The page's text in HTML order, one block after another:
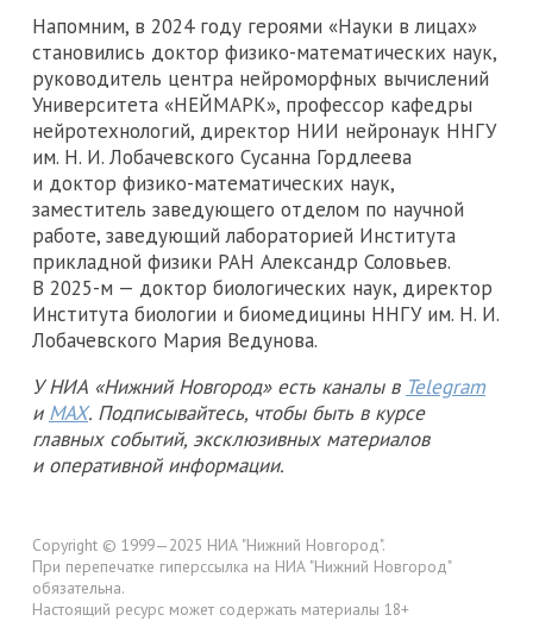
Напомним, в 2024 году героями «Науки в лицах»
становились доктор физико-математических наук,
руководитель центра нейроморфных вычислений
Университета «НЕЙМАРК», профессор кафедры
нейротехнологий, директор НИИ нейронаук ННГУ
им. Н. И. Лобачевского Сусанна Гордлеева
и доктор физико-математических наук,
заместитель заведующего отделом по научной
работе, заведующий лабораторией Института
прикладной физики РАН Александр Соловьев.
В 2025-м — доктор биологических наук, директор
Института биологии и биомедицины ННГУ им. Н. И.
Лобачевского Мария Ведунова.
У НИА «Нижний Новгород» есть каналы в Telegram
и MAX. Подписывайтесь, чтобы быть в курсе
главных событий, эксклюзивных материалов
и оперативной информации.
Copyright © 1999—2025 НИА "Нижний Новгород".
При перепечатке гиперссылка на НИА "Нижний Новгород"
обязательна.
Настоящий ресурс может содержать материалы 18+